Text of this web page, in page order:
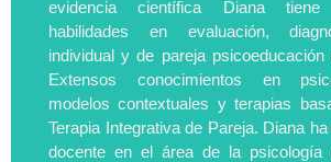
evidencia científica Diana tiene
habilidades en evaluación,
individual y de pareja psicoeducación
Extensos conocimientos en
modelos contextuales y terapias
Terapia Integrativa de Pareja. Diana
docente en el área de la